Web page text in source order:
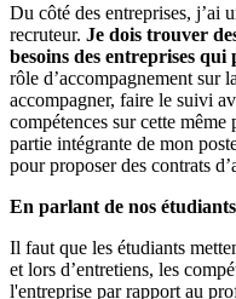
Du côté des entreprises, j’ai
recruteur. Je dois trouver
besoins des entreprises
rôle d’accompagnement sur
accompagner, faire le suivi
compétences sur cette
partie intégrante de mon
pour proposer des contrats
En parlant de nos
Il faut que les étudiants
et lors d’entretiens, les
l'entreprise par rapport au